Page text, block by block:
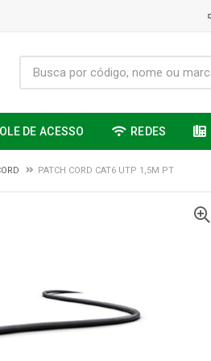
DE ACESSO REDES
PATCH CORD CAT6 UTP 1,5M PT